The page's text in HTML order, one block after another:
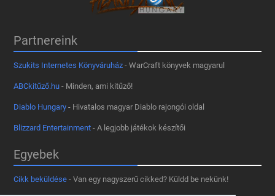
Partnereink
Szukits Internetes Könyváruház - WarCraft könyvek magyarul
ABCkitűző.hu - Minden, ami kitűző!
Diablo Hungary - Hivatalos magyar Diablo rajongói oldal
Blizzard Entertainment - A legjobb játékok készítői
Egyebek
Cikk beküldése - Van egy nagyszerű cikked? Küldd be nekünk!